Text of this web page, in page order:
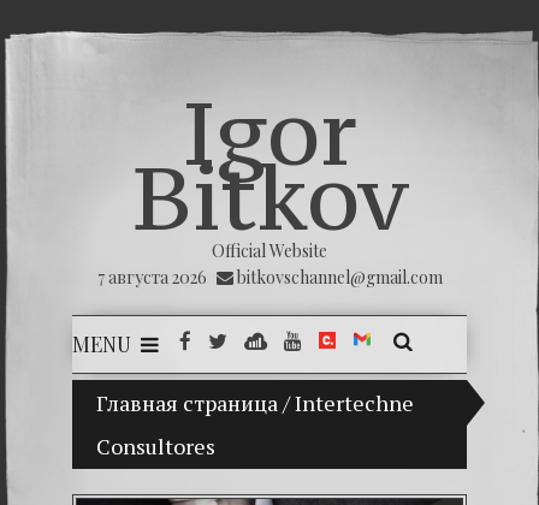
Igor
Bitkov
Official Website
7 августа 2026
bitkovschannel@gmail.com
MENU
Главная страница/Intertechne
Consultores
(Español) Mi hijo Vladimir Bitkov, una